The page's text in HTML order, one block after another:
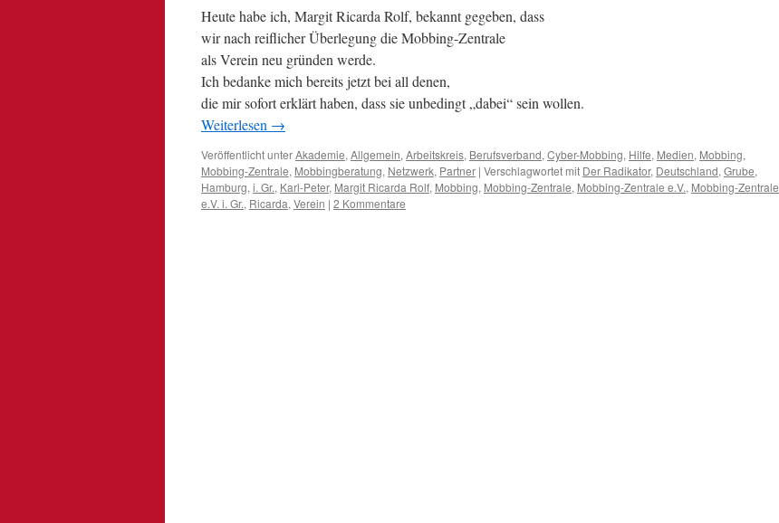
Heute habe ich, Margit Ricarda Rolf, bekannt gegeben, dass
wir nach reiflicher Überlegung die Mobbing-Zentrale
als Verein neu gründen werde.
Ich bedanke mich bereits jetzt bei all denen,
die mir sofort erklärt haben, dass sie unbedingt „dabei“ sein wollen.
Weiterlesen →
Veröffentlicht unterAkademie, Allgemein, Arbeitskreis, Berufsverband, Cyber-Mobbing, Hilfe, Medien, Mobbing,
Mobbing-Zentrale, Mobbingberatung, Netzwerk, Partner | Verschlagwortet mit Der Radikator, Deutschland, Grube,
Hamburg, i. Gr., Karl-Peter, Margit Ricarda Rolf, Mobbing, Mobbing-Zentrale, Mobbing-Zentrale e.V., Mobbing-Zentrale
e.V. i. Gr., Ricarda, Verein | 2 Kommentare